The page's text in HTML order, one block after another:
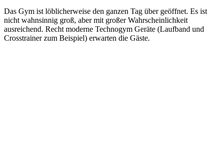
Das Gym ist löblicherweise den ganzen Tag über geöffnet. Es ist
nicht wahnsinnig groß, aber mit großer Wahrscheinlichkeit
ausreichend. Recht moderne Technogym Geräte (Laufband und
Crosstrainer zum Beispiel) erwarten die Gäste.